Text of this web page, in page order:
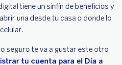
tiene un sinfín de beneficios y
una desde tu casa o donde lo
seguro te va a gustar este otro
tu cuenta para el Día a